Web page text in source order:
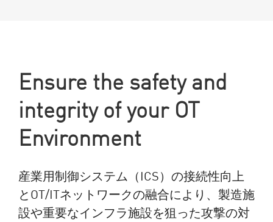
Ensure the safety and
integrity of your OT
Environment
産業用制御システム（ICS）の接続性向上
とOT/ITネットワークの融合により、製造施
設や重要なインフラ施設を狙った攻撃の対